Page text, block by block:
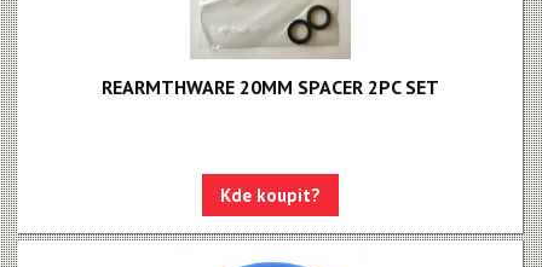
REARMTHWARE 20MM SPACER 2PC SET
Kde koupit?